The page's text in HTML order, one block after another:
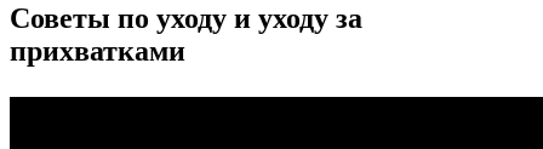
Советы по уходу и уходу за
прихватками